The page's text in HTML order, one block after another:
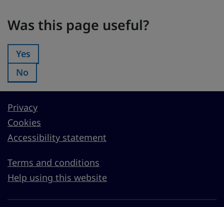
Was this page useful?
Was this page useful?:
Yes
Was this page useful?:
No
Privacy
Cookies
Accessibility statement
Terms and conditions
Help using this website